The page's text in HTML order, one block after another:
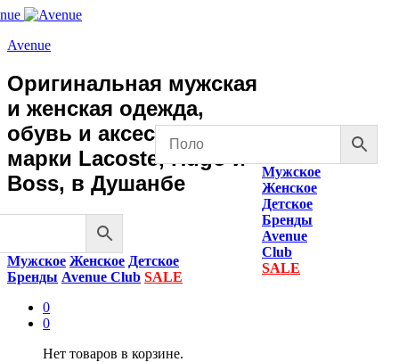
Avenue
Оригинальная мужская
и женская одежда,
обувь и аксессуары
марки Lacoste, Hugo и
Boss, в Душанбе
Мужское Женское Детское
Бренды Avenue Club SALE
0
0
Нет товаров в корзине.
Мужское
Женское
Детское
Бренды
Avenue
Club
SALE